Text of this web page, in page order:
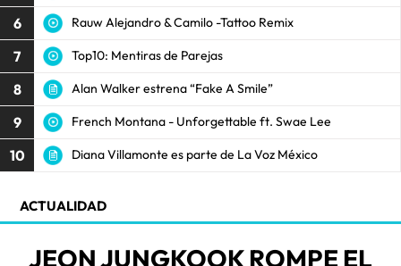
6 Rauw Alejandro & Camilo -Tattoo Remix
7 Top10: Mentiras de Parejas
8 Alan Walker estrena “Fake A Smile”
9 French Montana - Unforgettable ft. Swae Lee
10 Diana Villamonte es parte de La Voz México
ACTUALIDAD
JEON JUNGKOOK ROMPE EL